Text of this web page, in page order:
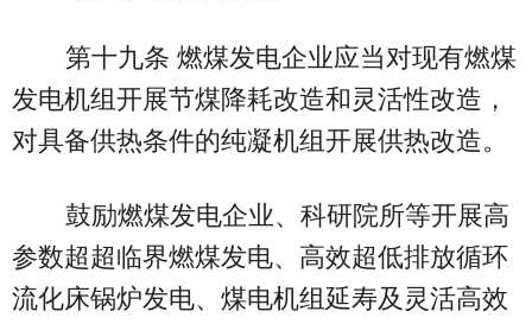
第十九条 燃煤发电企业应当对现有燃煤
发电机组开展节煤降耗改造和灵活性改造，
对具备供热条件的纯凝机组开展供热改造。
鼓励燃煤发电企业、科研院所等开展高
参数超超临界燃煤发电、高效超低排放循环
流化床锅炉发电、煤电机组延寿及灵活高效